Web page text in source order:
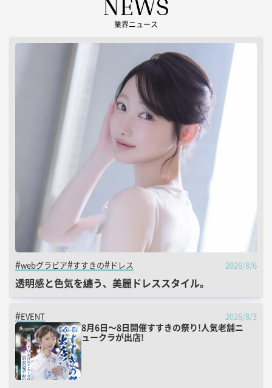
NEWS
業界ニュース
webグラビア すすきの ドレス 2026/8/6
透明感と色気を纏う、美麗ドレススタイル。
EVENT 2026/8/3
8月6日～8日開催すすきの祭り!人気老舗ニ
ュークラが出店!